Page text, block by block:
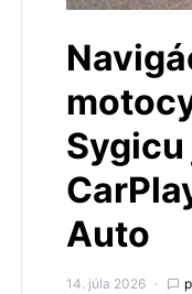
Sygicu
Auto
14. júla 2026